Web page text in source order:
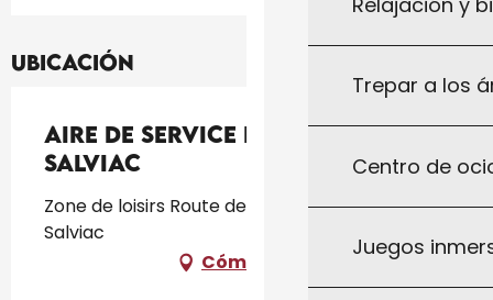
Trepar a los
Centro de
Juegos
Ubicación
Aire de Service et d’Étape de
Salviac
Zone de loisirs Route de Dégagnac, 46340
Salviac
Cómo llegar